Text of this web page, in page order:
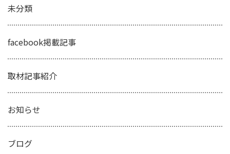
未分類
facebook掲載記事
取材記事紹介
お知らせ
ブログ